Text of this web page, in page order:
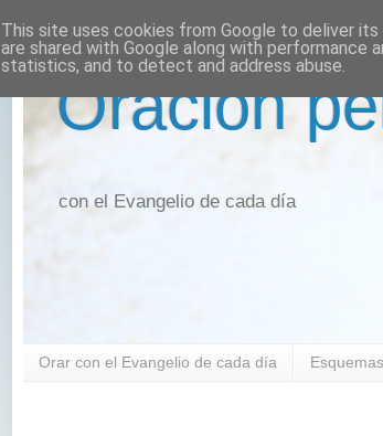
Oración
con el Evangelio de cada día
Orar con el Evangelio de cada día
This site uses cookies from Google to deliver
are shared with Google along with performance
statistics, and to detect and address abuse.